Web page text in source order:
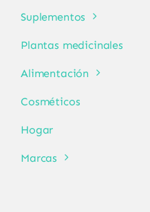
Suplementos
Plantas medicinales
Alimentación
Cosméticos
Hogar
Marcas